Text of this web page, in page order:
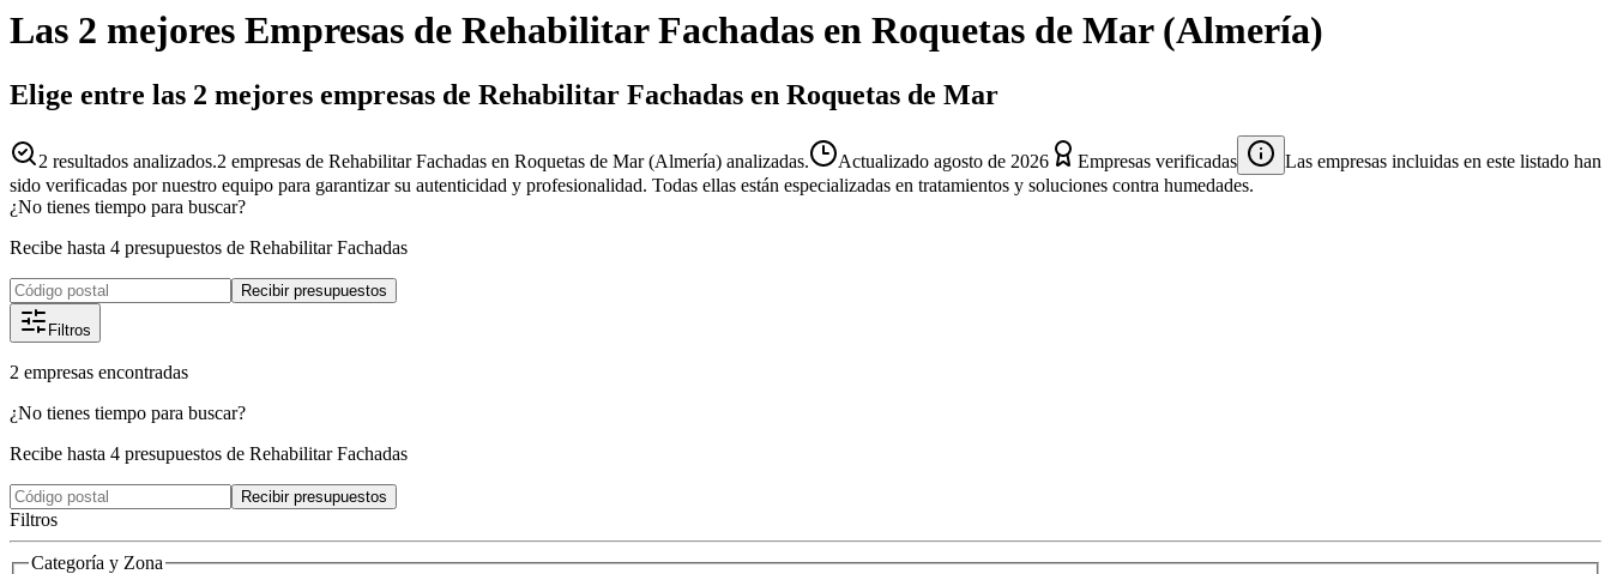
Las 2 mejores Empresas de Rehabilitar Fachadas en Roquetas de Mar(Almería)
Elige entre las 2 mejores empresas de Rehabilitar Fachadas en Roquetas de Mar
2 resultados analizados.2 empresas de Rehabilitar Fachadas en Roquetas de Mar (Almería) analizadas. Actualizado agosto de 2026 Empresas verificadas
Las empresas incluidas en este listado han
sido verificadas por nuestro equipo para garantizar su autenticidad y profesionalidad. Todas ellas están especializadas en tratamientos y soluciones contra humedades.
¿No tienes tiempo para buscar?
Recibe hasta 4 presupuestos de Rehabilitar Fachadas
Recibir presupuestos
Filtros
2 empresas encontradas
¿No tienes tiempo para buscar?
Recibe hasta 4 presupuestos de Rehabilitar Fachadas
Recibir presupuestos
Filtros
Categoría y Zona